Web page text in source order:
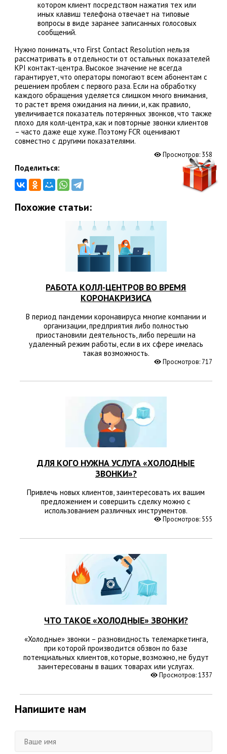
котором клиент посредством нажатия тех или
иных клавиш телефона отвечает на типовые
вопросы в виде заранее записанных голосовых
сообщений.
Нужно понимать, что First Contact Resolution нельзя
рассматривать в отдельности от остальных показателей
KPI контакт-центра. Высокое значение не всегда
гарантирует, что операторы помогают всем абонентам с
решением проблем с первого раза. Если на обработку
каждого обращения уделяется слишком много внимания,
то растет время ожидания на линии, и, как правило,
увеличивается показатель потерянных звонков, что также
плохо для колл-центра, как и повторные звонки клиентов
– часто даже еще хуже. Поэтому FCR оценивают
совместно с другими показателями.
Просмотров: 358
Поделиться:
Похожие статьи:
РАБОТА КОЛЛ-ЦЕНТРОВ ВО ВРЕМЯ
КОРОНАКРИЗИСА
В период пандемии коронавируса многие компании и
организации, предприятия либо полностью
приостановили деятельность, либо перешли на
удаленный режим работы, если в их сфере имелась
такая возможность.
Просмотров: 717
ДЛЯ КОГО НУЖНА УСЛУГА «ХОЛОДНЫЕ
ЗВОНКИ»?
Привлечь новых клиентов, заинтересовать их вашим
предложением и совершить сделку можно с
использованием различных инструментов.
Просмотров: 555
ЧТО ТАКОЕ «ХОЛОДНЫЕ» ЗВОНКИ?
«Холодные» звонки – разновидность телемаркетинга,
при которой производится обзвон по базе
потенциальных клиентов, которые, возможно, не будут
заинтересованы в ваших товарах или услугах.
Просмотров: 1337
Напишите нам